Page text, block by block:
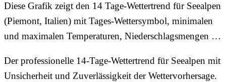
Diese Grafik zeigt den 14 Tage-Wettertrend für Seealpen
(Piemont, Italien) mit Tages-Wettersymbol, minimalen
und maximalen Temperaturen, Niederschlagsmengen …
Der professionelle 14-Tage-Wettertrend für Seealpen mit
Unsicherheit und Zuverlässigkeit der Wettervorhersage.